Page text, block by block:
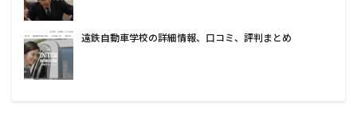
遠鉄自動車学校の詳細情報、口コミ、評判まとめ